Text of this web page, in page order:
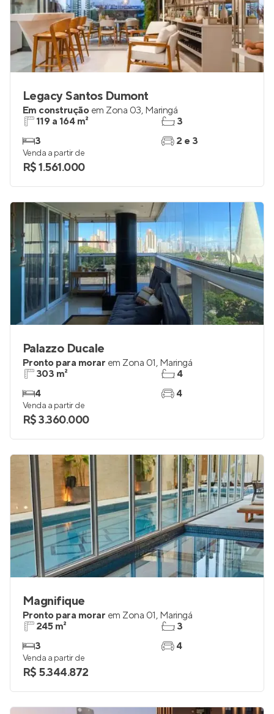
Legacy Santos Dumont
Em construção em Zona 03, Maringá
119 a 164 m²
3
3
2 e 3
Venda a partir de
R$ 1.561.000
Palazzo Ducale
Pronto para morar em Zona 01, Maringá
303 m²
4
4
4
Venda a partir de
R$ 3.360.000
Magnifique
Pronto para morar em Zona 01, Maringá
245 m²
3
3
4
Venda a partir de
R$ 5.344.872